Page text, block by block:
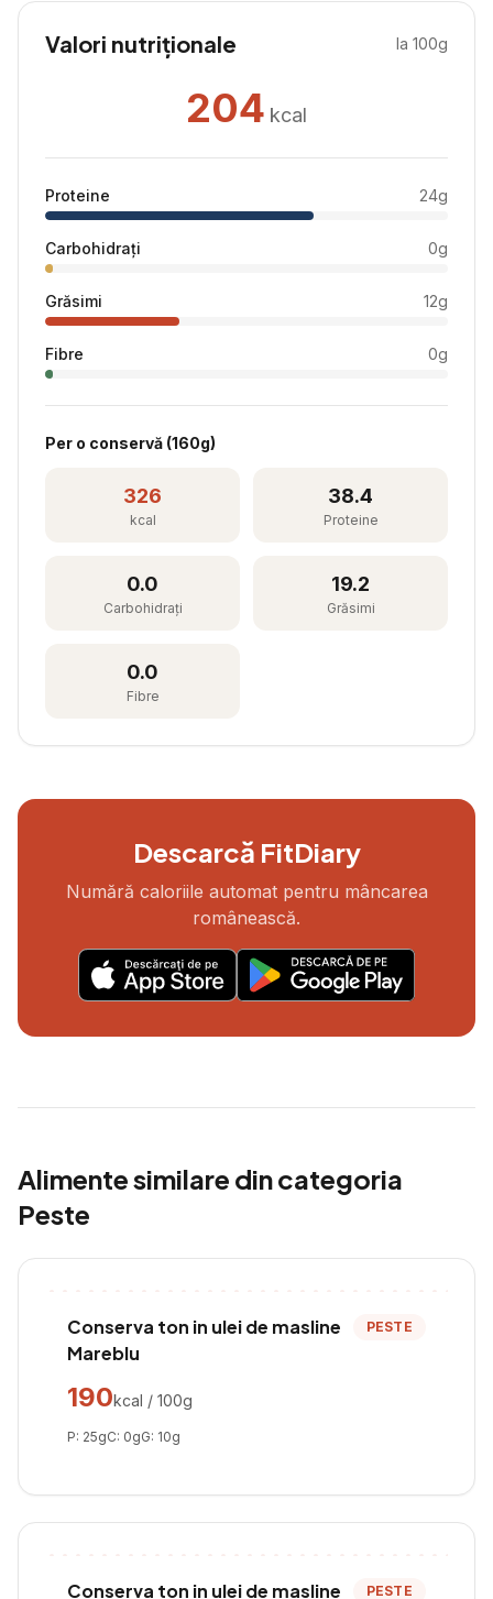
Valori nutriționale la 100g
204 kcal
Proteine 24g
Carbohidrați 0g
Grăsimi 12g
Fibre 0g
Per o conservă (160g)
326
kcal
38.4
Proteine
0.0
Carbohidrați
19.2
Grăsimi
0.0
Fibre
Descarcă FitDiary
Numără caloriile automat pentru mâncarea
românească.
Alimente similare din categoria
Peste
Conserva ton in ulei de masline
Mareblu
PESTE
190kcal / 100g
P: 25gC: 0gG: 10g
Conserva ton in ulei de masline PESTE